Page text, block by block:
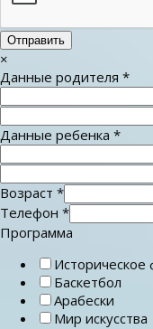
Отправить
×
Данные родителя *
Данные ребенка *
Возраст *
Телефон *
Программа
Историческое
Баскетбол
Арабески
Мир искусства